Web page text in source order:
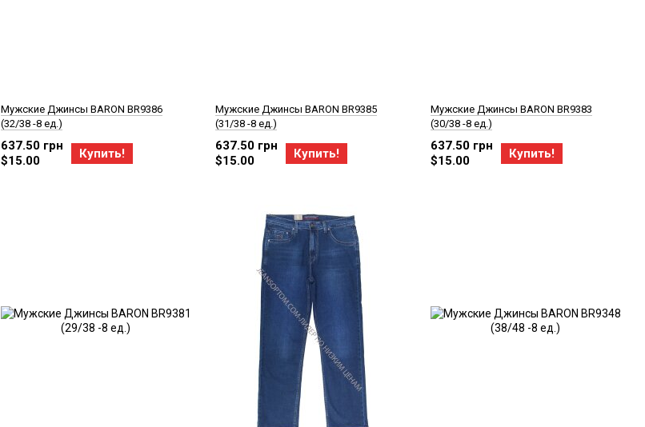
Мужские Джинсы BARON BR9386
(32/38 -8 ед.)
637.50 грн
$15.00
Купить!
Мужские Джинсы BARON BR9385
(31/38 -8 ед.)
637.50 грн
$15.00
Купить!
Мужские Джинсы BARON BR9383
(30/38 -8 ед.)
637.50 грн
$15.00
Купить!